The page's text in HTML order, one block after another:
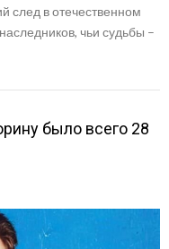
след в отечественном
чьи судьбы –
было всего 28